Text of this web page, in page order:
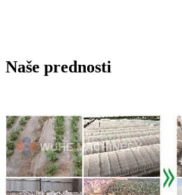
Naše prednosti